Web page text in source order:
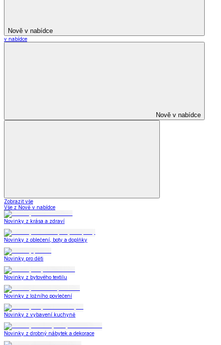
Nově v nabídce
v nabídce
Nově v nabídce
Zobrazit vše
Vše z Nově v nabídce
Novinky z krása a zdraví
Novinky z oblečení, boty a doplňky
Novinky pro děti
Novinky z bytového textilu
Novinky z ložního povlečení
Novinky z vybavení kuchyně
Novinky z drobný nábytek a dekorace